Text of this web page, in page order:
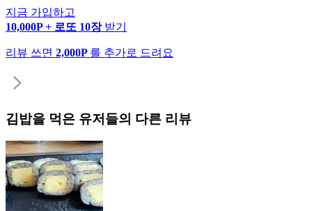
지금 가입하고
10,000P + 로또 10장 받기
리뷰 쓰면 2,000P 를 추가로 드려요
김밥을 먹은 유저들의 다른 리뷰